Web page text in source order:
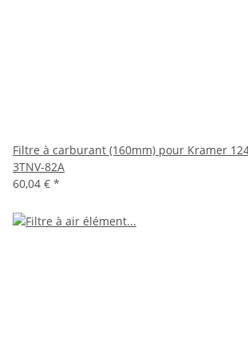
Filtre à carburant (160mm) pour Kramer
3TNV-82A
60,04 € *